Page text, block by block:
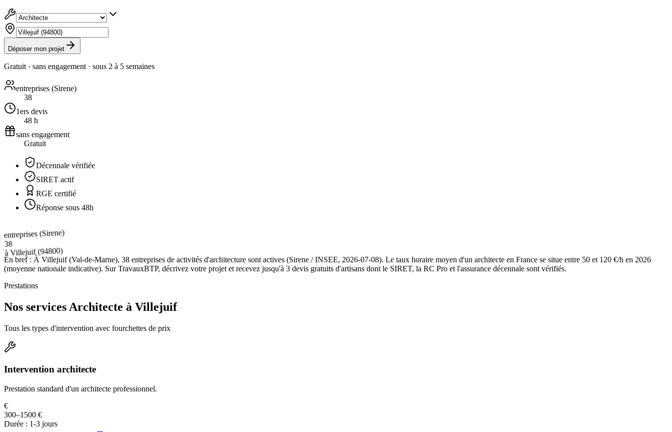
Déposer mon projet
Gratuit · sans engagement · sous 2 à 5 semaines
entreprises (Sirene)
38
1ers devis
48 h
sans engagement
Gratuit
Décennale vérifiée
SIRET actif
RGE certifié
Réponse sous 48h
entreprises (Sirene)
38
àVillejuif(94800)
En bref : À Villejuif (Val-de-Marne), 38 entreprises de activités d'architecture sont actives (Sirene / INSEE, 2026-07-08). Le taux horaire moyen d'un architecte en France se situe entre 50 et 120 €/h en 2026
(moyenne nationale indicative). Sur TravauxBTP, décrivez votre projet et recevez jusqu'à 3 devis gratuits d'artisans dont le SIRET, la RC Pro et l'assurance décennale sont vérifiés.
Prestations
Nos services Architecte à Villejuif
Tous les types d'intervention avec fourchettes de prix
Intervention architecte
Prestation standard d'un architecte professionnel.
€
300–1500 €
Durée : 1-3 jours